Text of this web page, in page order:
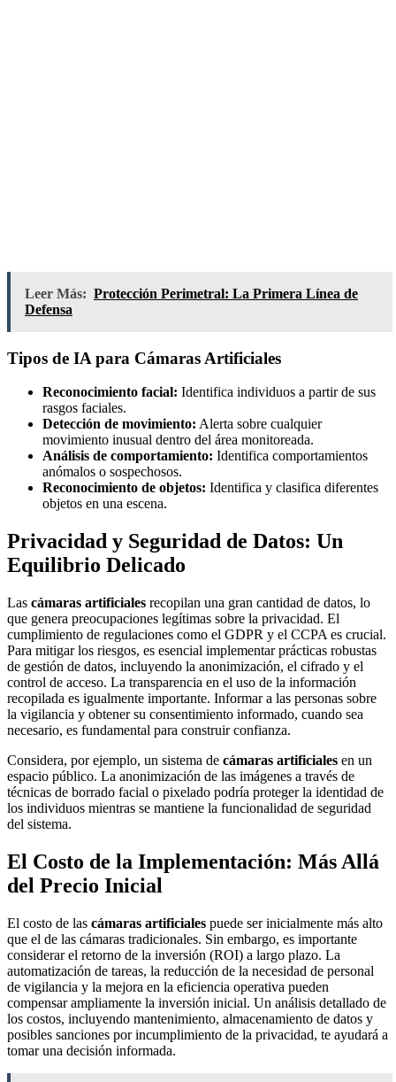
Leer Más: Protección Perimetral: La Primera Línea de
Defensa
Tipos de IA para Cámaras Artificiales
Reconocimiento facial: Identifica individuos a partir de sus
rasgos faciales.
Detección de movimiento: Alerta sobre cualquier
movimiento inusual dentro del área monitoreada.
Análisis de comportamiento: Identifica comportamientos
anómalos o sospechosos.
Reconocimiento de objetos: Identifica y clasifica diferentes
objetos en una escena.
Privacidad y Seguridad de Datos: Un
Equilibrio Delicado
Las cámaras artificiales recopilan una gran cantidad de datos, lo
que genera preocupaciones legítimas sobre la privacidad. El
cumplimiento de regulaciones como el GDPR y el CCPA es crucial.
Para mitigar los riesgos, es esencial implementar prácticas robustas
de gestión de datos, incluyendo la anonimización, el cifrado y el
control de acceso. La transparencia en el uso de la información
recopilada es igualmente importante. Informar a las personas sobre
la vigilancia y obtener su consentimiento informado, cuando sea
necesario, es fundamental para construir confianza.
Considera, por ejemplo, un sistema de cámaras artificiales en un
espacio público. La anonimización de las imágenes a través de
técnicas de borrado facial o pixelado podría proteger la identidad de
los individuos mientras se mantiene la funcionalidad de seguridad
del sistema.
El Costo de la Implementación: Más Allá
del Precio Inicial
El costo de las cámaras artificiales puede ser inicialmente más alto
que el de las cámaras tradicionales. Sin embargo, es importante
considerar el retorno de la inversión (ROI) a largo plazo. La
automatización de tareas, la reducción de la necesidad de personal
de vigilancia y la mejora en la eficiencia operativa pueden
compensar ampliamente la inversión inicial. Un análisis detallado de
los costos, incluyendo mantenimiento, almacenamiento de datos y
posibles sanciones por incumplimiento de la privacidad, te ayudará a
tomar una decisión informada.